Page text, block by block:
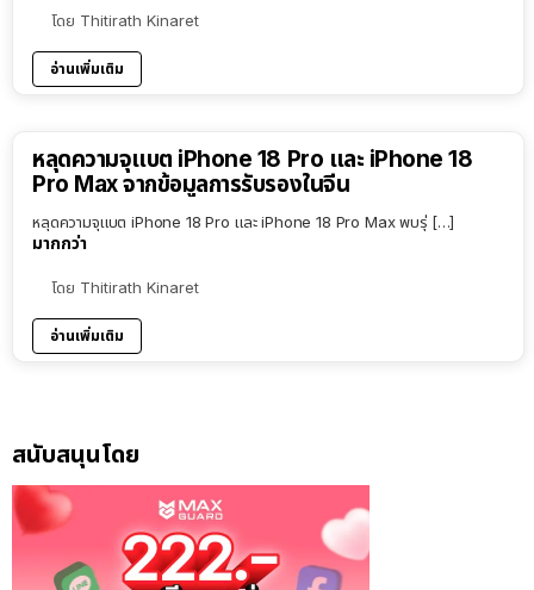
โดย Thitirath Kinaret
อ่านเพิ่มเติม
หลุดความจุแบต iPhone 18 Pro และ iPhone 18
Pro Max จากข้อมูลการรับรองในจีน
หลุดความจุแบต iPhone 18 Pro และ iPhone 18 Pro Max พบรุ่ […]
มากกว่า
โดย Thitirath Kinaret
อ่านเพิ่มเติม
สนับสนุนโดย